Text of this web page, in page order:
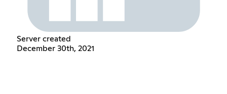
Server created
December 30th, 2021